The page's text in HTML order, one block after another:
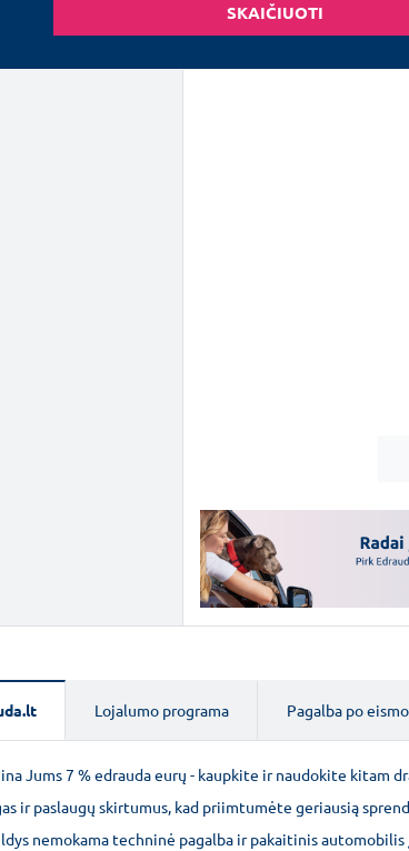
SKAIČIUOTI
Lojalumo programa Pagalba po
Jums 7 % edrauda eurų - kaupkite ir naudokite kitam
ir paslaugų skirtumus, kad priimtumėte geriausią
nemokama techninė pagalba ir pakaitinis